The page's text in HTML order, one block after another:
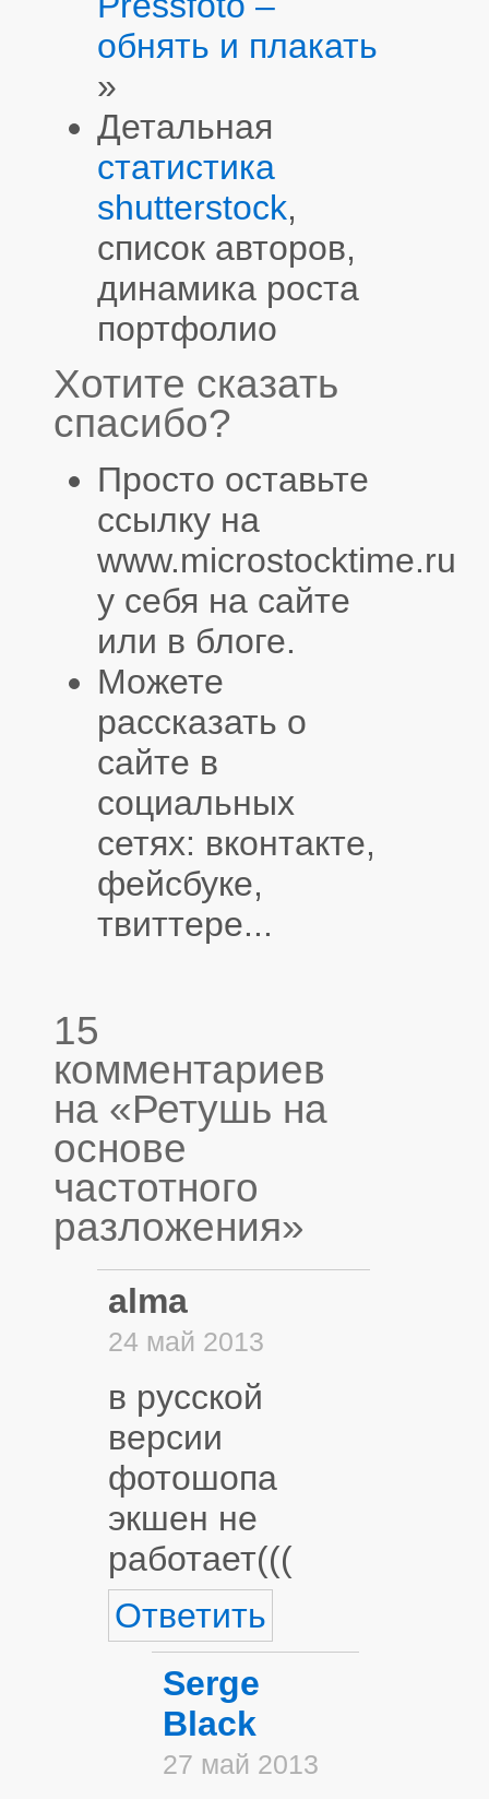
обнять и плакать
»
Детальная
статистика
shutterstock,
список авторов,
динамика роста
портфолио
Хотите сказать
спасибо?
Просто оставьте
ссылку на
www.microstocktime.ru
у себя на сайте
или в блоге.
Можете
рассказать о
сайте в
социальных
сетях: вконтакте,
фейсбуке,
твиттере...
15
комментариев
на «Ретушь на
основе
частотного
разложения»
alma
24 май 2013
в русской
версии
фотошопа
экшен не
работает(((
Ответить
Serge
Black
27 май 2013